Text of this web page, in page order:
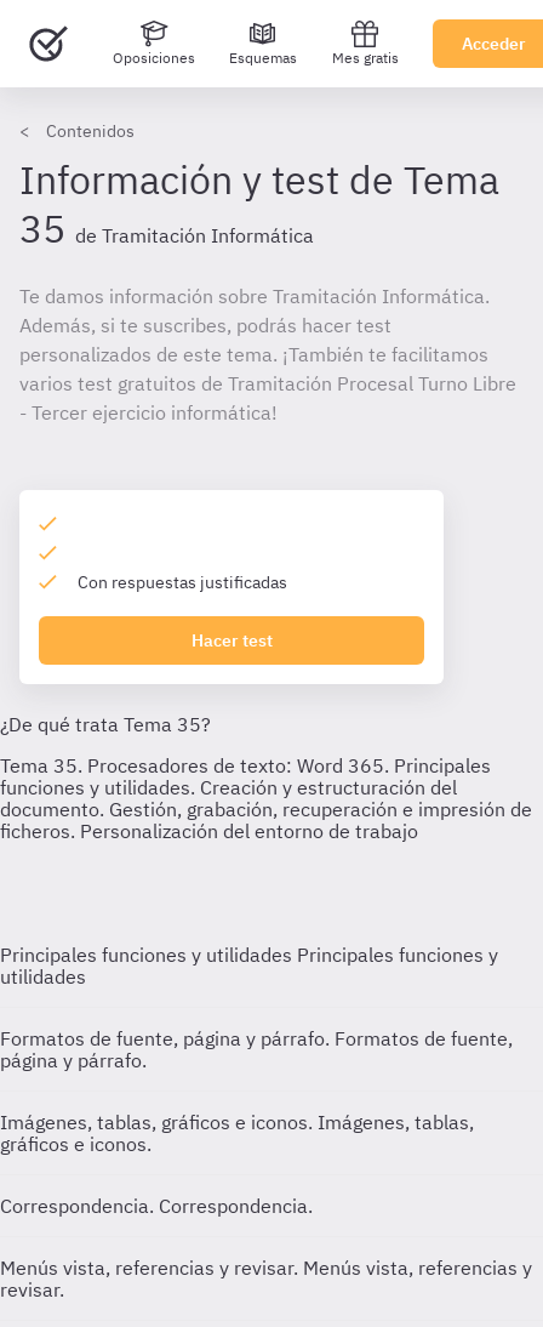
Oposiciones Esquemas Mes gratis
Acceder
Contenidos
Información y test de Tema
35 de Tramitación Informática
Te damos información sobre Tramitación Informática.
Además, si te suscribes, podrás hacer test
personalizados de este tema. ¡También te facilitamos
varios test gratuitos de Tramitación Procesal Turno Libre
- Tercer ejercicio informática!
Con respuestas justificadas
Hacer test
Principales funciones y utilidades Principales funciones y
utilidades
Formatos de fuente, página y párrafo. Formatos de fuente,
página y párrafo.
Imágenes, tablas, gráficos e iconos. Imágenes, tablas,
gráficos e iconos.
Correspondencia. Correspondencia.
Menús vista, referencias y revisar. Menús vista, referencias y
revisar.